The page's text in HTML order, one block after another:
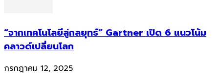
“จากเทคโนโลยีสู่กลยุทธ์” Gartner เปิด 6 แนวโน้ม
คลาวด์เปลี่ยนโลก
กรกฎาคม 12, 2025